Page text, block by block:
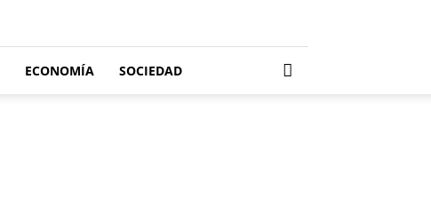
ECONOMÍA SOCIEDAD